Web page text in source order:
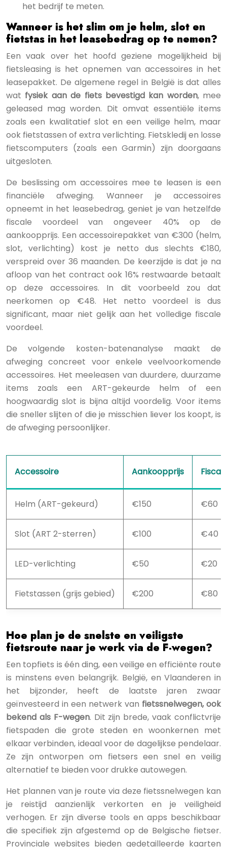
het bedrijf te meten.
Wanneer is het slim om je helm, slot en
fietstas in het leasebedrag op te nemen?
Een vaak over het hoofd geziene mogelijkheid bij
fietsleasing is het opnemen van accessoires in het
leasepakket. De algemene regel in België is dat alles
wat fysiek aan de fiets bevestigd kan worden, mee
geleased mag worden. Dit omvat essentiële items
zoals een kwalitatief slot en een veilige helm, maar
ook fietstassen of extra verlichting. Fietskledij en losse
fietscomputers (zoals een Garmin) zijn doorgaans
uitgesloten.
De beslissing om accessoires mee te leasen is een
financiële afweging. Wanneer je accessoires
opneemt in het leasebedrag, geniet je van hetzelfde
fiscale voordeel van ongeveer 40% op de
aankoopprijs. Een accessoirepakket van €300 (helm,
slot, verlichting) kost je netto dus slechts €180,
verspreid over 36 maanden. De keerzijde is dat je na
afloop van het contract ook 16% restwaarde betaalt
op deze accessoires. In dit voorbeeld zou dat
neerkomen op €48. Het netto voordeel is dus
significant, maar niet gelijk aan het volledige fiscale
voordeel.
De volgende kosten-batenanalyse maakt de
afweging concreet voor enkele veelvoorkomende
accessoires. Het meeleasen van duurdere, duurzame
items zoals een ART-gekeurde helm of een
hoogwaardig slot is bijna altijd voordelig. Voor items
die sneller slijten of die je misschien liever los koopt, is
de afweging persoonlijker.
Accessoire Aankoopprijs
Helm (ART-gekeurd) €150 €60
Slot (ART 2-sterren) €100 €40
LED-verlichting €50 €20
Fietstassen (grijs gebied) €200 €80
Hoe plan je de snelste en veiligste
fietsroute naar je werk via de F-wegen?
Een topfiets is één ding, een veilige en efficiënte route
is minstens even belangrijk. België, en Vlaanderen in
het bijzonder, heeft de laatste jaren zwaar
geïnvesteerd in een netwerk van fietssnelwegen, ook
bekend als F-wegen. Dit zijn brede, vaak conflictvrije
fietspaden die grote steden en woonkernen met
elkaar verbinden, ideaal voor de dagelijkse pendelaar.
Ze zijn ontworpen om fietsers een snel en veilig
alternatief te bieden voor drukke autowegen.
Het plannen van je route via deze fietssnelwegen kan
je reistijd aanzienlijk verkorten en je veiligheid
verhogen. Er zijn diverse tools en apps beschikbaar
die specifiek zijn afgestemd op de Belgische fietser.
Provinciale websites bieden gedetailleerde kaarten